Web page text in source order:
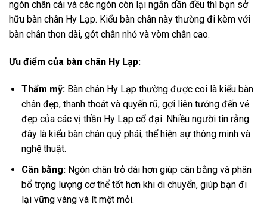
ngón chân cái và các ngón còn lại ngắn dần đều thì bạn sở
hữu bàn chân Hy Lạp. Kiểu bàn chân này thường đi kèm với
bàn chân thon dài, gót chân nhỏ và vòm chân cao.
Ưu điểm của bàn chân Hy Lạp:
Thẩm mỹ:Bàn chân Hy Lạp thường được coi là kiểu bàn
chân đẹp, thanh thoát và quyến rũ, gợi liên tưởng đến vẻ
đẹp của các vị thần Hy Lạp cổ đại. Nhiều người tin rằng
đây là kiểu bàn chân quý phái, thể hiện sự thông minh và
nghệ thuật.
Cân bằng:Ngón chân trỏ dài hơn giúp cân bằng và phân
bổ trọng lượng cơ thể tốt hơn khi di chuyển, giúp bạn đi
lại vững vàng và ít mệt mỏi.